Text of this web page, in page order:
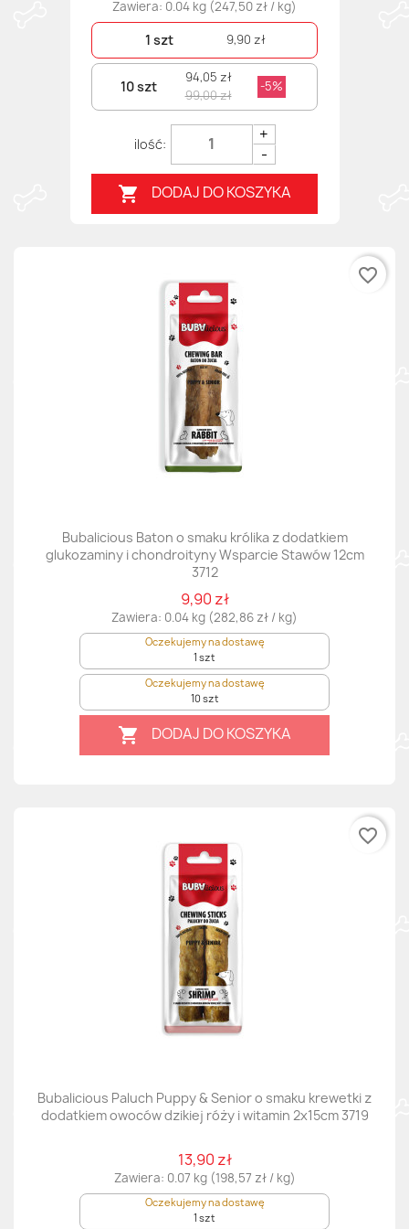
Zawiera: 0.04 kg (247,50 zł / kg)
1 szt 9,90 zł
10 szt
94,05 zł
99,00 zł
-5%
+
-
 DODAJ DO KOSZYKA
Bubalicious Baton o smaku królika z dodatkiem
glukozaminy i chondroityny Wsparcie Stawów 12cm
3712
9,90 zł
Zawiera: 0.04 kg (282,86 zł / kg)
Oczekujemy na dostawę
1 szt
Oczekujemy na dostawę
10 szt
 DODAJ DO KOSZYKA
favorite_border
Bubalicious Paluch Puppy & Senior o smaku krewetki z
dodatkiem owoców dzikiej róży i witamin 2x15cm 3719
13,90 zł
Zawiera: 0.07 kg (198,57 zł / kg)
Oczekujemy na dostawę
1 szt
favorite_border